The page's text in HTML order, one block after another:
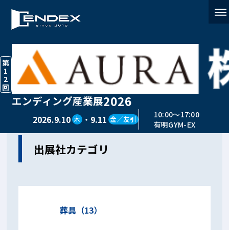
第
1
2
回
エンディング産業展2026
2026.9.10 木・ 9.11 金／友引
10:00〜17:00
有明GYM-EX
出展社検索 2026
出展社カテゴリ
葬具（13）